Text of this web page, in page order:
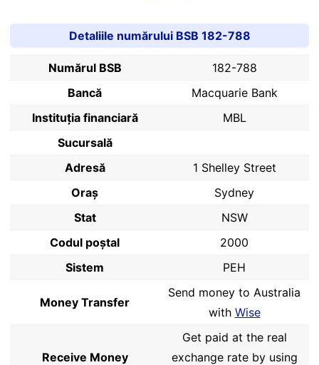
Detaliile numărului BSB 182-788
Numărul BSB
182-788
Bancă
Macquarie Bank
Instituția financiară
MBL
Sucursală
Adresă
1 Shelley Street
Oraș
Sydney
Stat
NSW
Codul poştal
2000
Sistem
PEH
Money Transfer
Send money to Australia
with Wise
Receive Money
Get paid at the real
exchange rate by using